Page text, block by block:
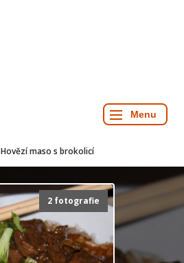
Hovězí maso s brokolicí
2 fotografie